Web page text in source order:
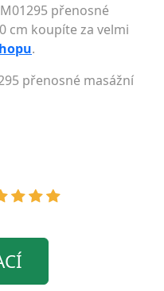
přenosné
cm koupíte za velmi
.
přenosné masážní